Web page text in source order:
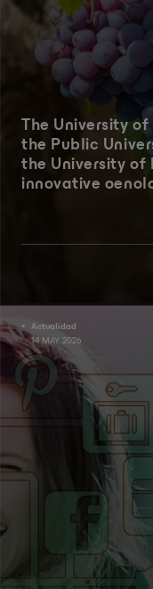
The University
the Public
the University of
innovative
Actualidad
14 MAY 2026